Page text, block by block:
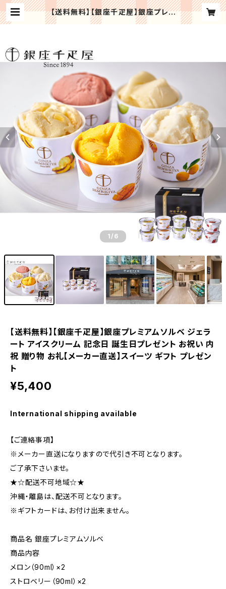
【送料無料】【銀座千疋屋】銀座プレミ
アムソルベ ジェラート アイスクリー
レクトギフト
1 /6
【送料無料】【銀座千疋屋】銀座プレミアムソルベ ジェラ
ート アイスクリーム 記念日 誕生日プレゼント お祝い 内
祝 贈り物 お礼【メーカー直送】スイーツ ギフト プレゼン
ト
¥5,400
International shipping available
【ご連絡事項】
※メーカー直送になりますので代引き不可となります。
ご了承下さいませ。
★☆配送不可地域☆★
沖縄・離島は、配送不可となります。
※ギフトカードは、お付け出来ません。
商品名 銀座プレミアムソルベ
商品内容
メロン（90ml）×2
ストロベリー（90ml）×2